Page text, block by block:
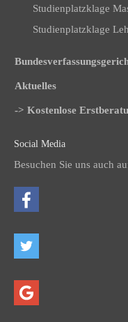
Studienplatzklage
Studienplatzklage
Aktuelles
-> Kostenlose
Social Media
Besuchen Sie uns auch